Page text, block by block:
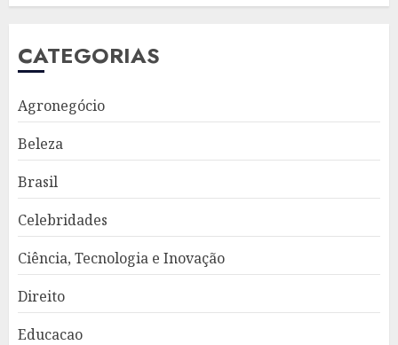
CATEGORIAS
Agronegócio
Beleza
Brasil
Celebridades
Ciência, Tecnologia e Inovação
Direito
Educacao